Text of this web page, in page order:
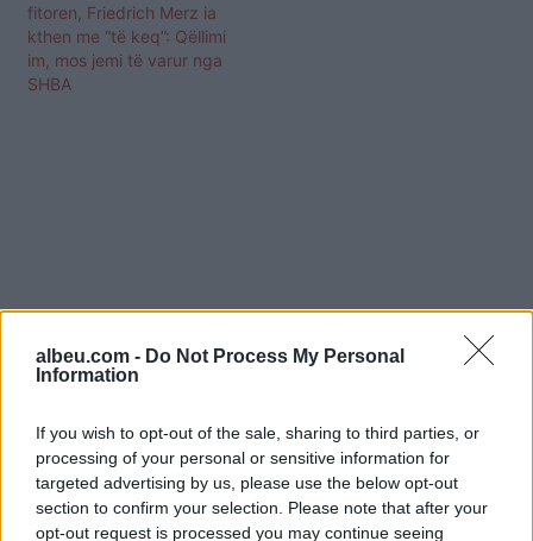
albeu.com - Do Not Process My Personal
Information
If you wish to opt-out of the sale, sharing to third parties, or
processing of your personal or sensitive information for
targeted advertising by us, please use the below opt-out
section to confirm your selection. Please note that after your
opt-out request is processed you may continue seeing
fitoren, Friedrich Merz ia
kthen me “të keq”: Qëllimi
im, mos jemi të varur nga
SHBA
Shtuar më
5.06.2025 21:21
Tags:
merz , Trump